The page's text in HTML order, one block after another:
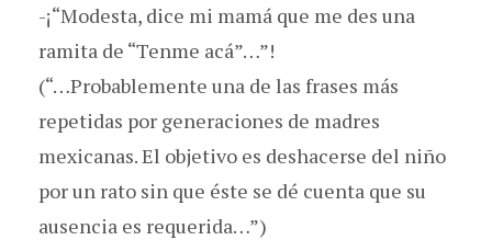
-¡“Modesta, dice mi mamá que me des una
ramita de “Tenme acá”…”!
(“…Probablemente una de las frases más
repetidas por generaciones de madres
mexicanas. El objetivo es deshacerse del niño
por un rato sin que éste se dé cuenta que su
ausencia es requerida…”)